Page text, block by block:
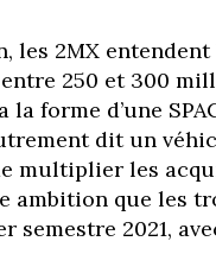
les 2MX
250 et 300
forme d’une
dit un
multiplier les
ambition que les
semestre 2021,